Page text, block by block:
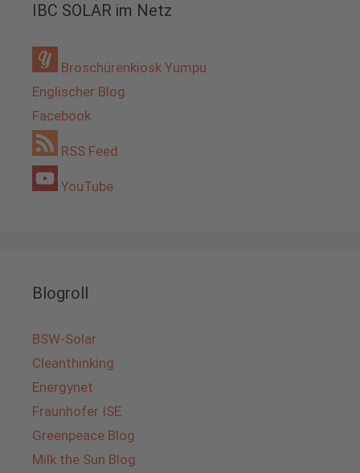
IBC SOLAR im Netz
Broschürenkiosk Yumpu
Englischer Blog
Facebook
RSS Feed
YouTube
Blogroll
BSW-Solar
Cleanthinking
Energynet
Fraunhofer ISE
Greenpeace Blog
Milk the Sun Blog